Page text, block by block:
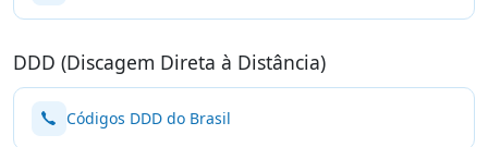
DDD (Discagem Direta à Distância)
Códigos DDD do Brasil